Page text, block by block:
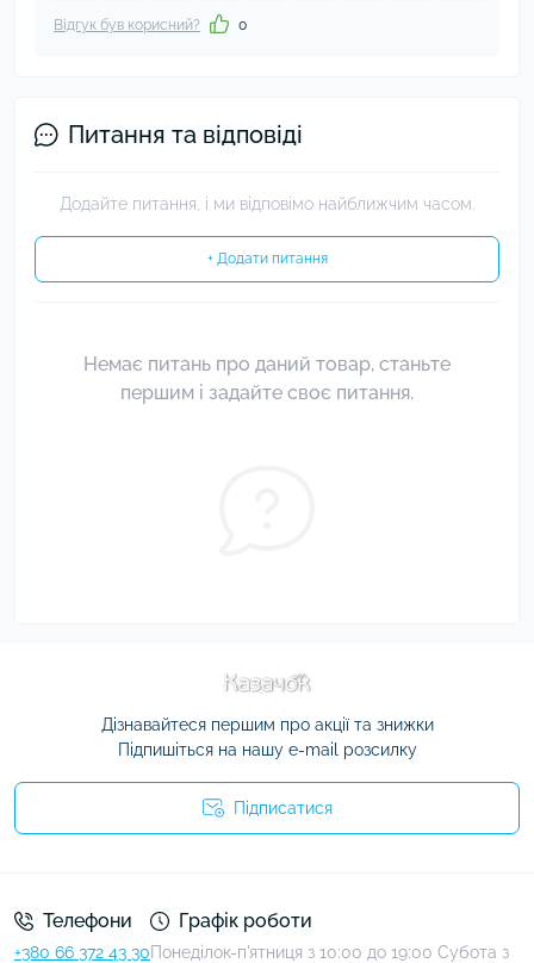
Відгук був корисний? 0
Питання та відповіді
Додайте питання, і ми відповімо найближчим часом.
+ Додати питання
Немає питань про даний товар, станьте
першим і задайте своє питання.
Дізнавайтеся першим про акції та знижки
Підпишіться на нашу e-mail розсилку
Підписатися
Телефони
+380 66 372 43 30
Графік роботи
Понеділок-п'ятниця з 10:00 до 19:00 Субота з